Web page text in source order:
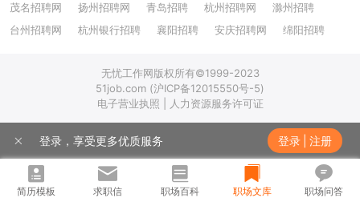
专业：会计、金融
申请岗位：EY SH Assurance
Offer：2020 SH Assurance
(二) 感恩的心——一定要还愿的
应届生这个平台帮助我很多，当初对于找工作一片迷茫的时候，就是
茂名招聘网
扬州招聘网 青岛招聘 杭州招聘网
滁州招聘
台州招聘网
杭州银行招聘 襄阳招聘 安庆招聘网
绵阳招聘
上饶招聘网无忧工作网版权所有©1999-2023
51job.com (沪ICP备12015550号-5)
电子营业执照 | 人力资源服务许可证
登录，享受更多优质服务 登录 注册
简历模板 求职信 职场百科 职场文库 职场问答